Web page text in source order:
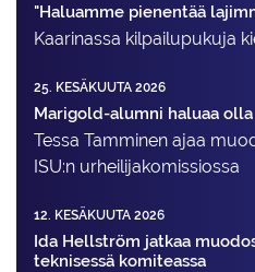
"Haluamme pienentää
Kaarinassa kilpailupukuja
25. KESÄKUUTA 2026
Marigold-alumni haluaa
Tessa Tamminen ajaa
ISU:n urheilija­komissiossa
12. KESÄKUUTA 2026
Ida Hellström jatkaa
teknisessä komiteassa